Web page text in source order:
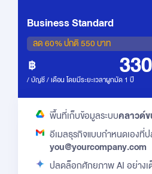
Business Standard
ลด 60% ปกติ 550 บาท
/ บัญชี / เดือน โดยมีระยะเวลาผูกมัด 1 ปี
พื้นที่เก็บข้อมูลระบบคลาวด์
อีเมลธุรกิจแบบกำหนดเองที่
you@yourcompany.com
ปลดล็อกศักยภาพ AI อย่างเ